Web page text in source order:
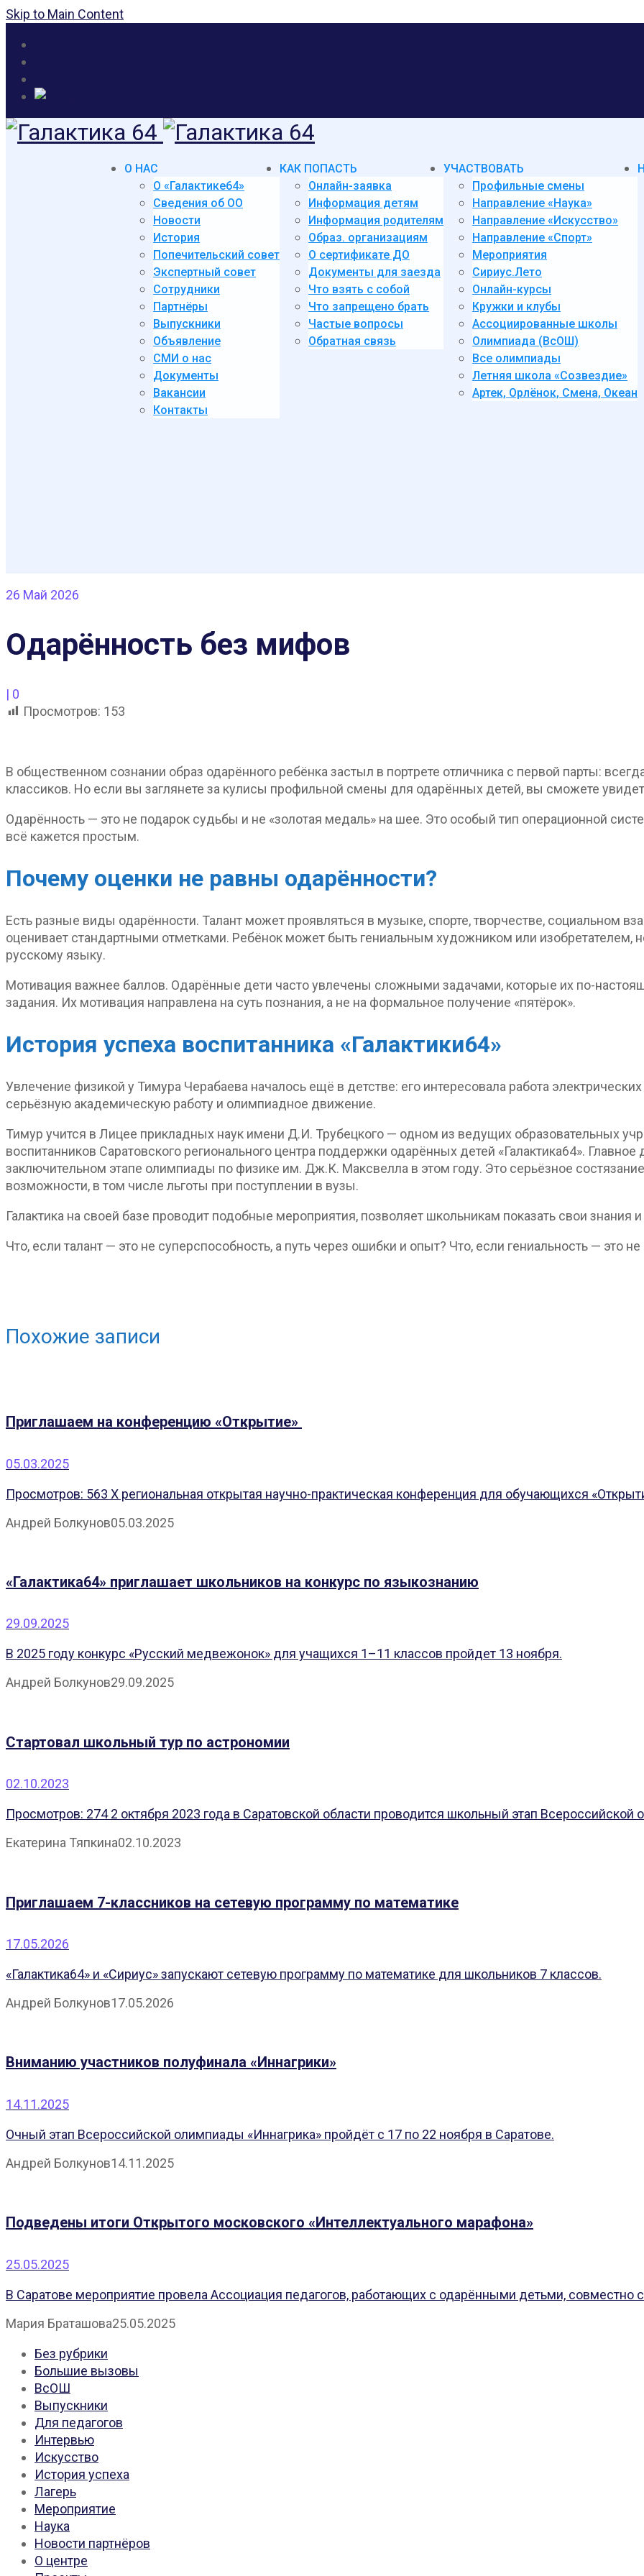
Skip to Main Content
О НАС
О «Галактике64»
Сведения об ОО
Новости
История
Попечительский совет
Экспертный совет
Сотрудники
Партнёры
Выпускники
Объявление
СМИ о нас
Документы
Вакансии
Контакты
КАК ПОПАСТЬ
Онлайн-заявка
Информация детям
Информация родителям
Образ. организациям
О сертификате ДО
Документы для заезда
Что взять с собой
Что запрещено брать
Частые вопросы
Обратная связь
УЧАСТВОВАТЬ
Профильные смены
Направление «Наука»
Направление «Искусство»
Направление «Спорт»
Мероприятия
Сириус.Лето
Онлайн-курсы
Кружки и клубы
Ассоциированные школы
Олимпиада (ВсОШ)
Все олимпиады
Летняя школа «Созвездие»
Артек, Орлёнок, Смена, Океан
26 Май 2026
Одарённость без мифов
| 0
Просмотров: 153
В общественном сознании образ одарённого ребёнка застыл в портрете отличника с первой парты:
классиков. Но если вы заглянете за кулисы профильной смены для одарённых детей, вы сможете
Одарённость — это не подарок судьбы и не «золотая медаль» на шее. Это особый тип операционной
всё кажется простым.
Почему оценки не равны одарённости?
Есть разные виды одарённости. Талант может проявляться в музыке, спорте, творчестве, социальном
оценивает стандартными отметками. Ребёнок может быть гениальным художником или изобретателем,
русскому языку.
Мотивация важнее баллов. Одарённые дети часто увлечены сложными задачами, которые их по-
задания. Их мотивация направлена на суть познания, а не на формальное получение «пятёрок».
История успеха воспитанника «Галактики64»
Увлечение физикой у Тимура Черабаева началось ещё в детстве: его интересовала работа
серьёзную академическую работу и олимпиадное движение.
Тимур учится в Лицее прикладных наук имени Д.И. Трубецкого — одном из ведущих образовательных
воспитанников Саратовского регионального центра поддержки одарённых детей «Галактика64».
заключительном этапе олимпиады по физике им. Дж.К. Максвелла в этом году. Это серьёзное
возможности, в том числе льготы при поступлении в вузы.
Галактика на своей базе проводит подобные мероприятия, позволяет школьникам показать свои знания
Что, если талант — это не суперспособность, а путь через ошибки и опыт? Что, если гениальность — это
Похожие записи
Приглашаем на конференцию «Открытие»
05.03.2025
Просмотров: 563 X региональная открытая научно-практическая конференция для обучающихся
Андрей Болкунов05.03.2025
«Галактика64» приглашает школьников на конкурс по языкознанию
29.09.2025
В 2025 году конкурс «Русский медвежонок» для учащихся 1–11 классов пройдет 13 ноября.
Андрей Болкунов29.09.2025
Стартовал школьный тур по астрономии
02.10.2023
Просмотров: 274 2 октября 2023 года в Саратовской области проводится школьный этап
Екатерина Тяпкина02.10.2023
Приглашаем 7-классников на сетевую программу по математике
17.05.2026
«Галактика64» и «Сириус» запускают сетевую программу по математике для школьников 7 классов.
Андрей Болкунов17.05.2026
Вниманию участников полуфинала «Иннагрики»
14.11.2025
Очный этап Всероссийской олимпиады «Иннагрика» пройдёт с 17 по 22 ноября в Саратове.
Андрей Болкунов14.11.2025
Подведены итоги Открытого московского «Интеллектуального марафона»
25.05.2025
В Саратове мероприятие провела Ассоциация педагогов, работающих с одарёнными детьми,
Мария Браташова25.05.2025
Без рубрики
Большие вызовы
ВсОШ
Выпускники
Для педагогов
Интервью
Искусство
История успеха
Лагерь
Мероприятие
Наука
Новости партнёров
О центре